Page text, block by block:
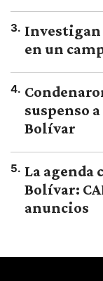
3. Investigan
en un
4.
suspenso
Bolívar
5. La agenda
Bolívar:
anuncios